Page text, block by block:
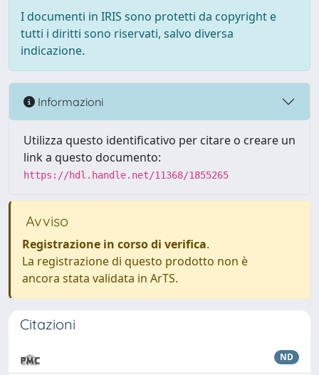
I documenti in IRIS sono protetti da copyright e
tutti i diritti sono riservati, salvo diversa
indicazione.
Informazioni
Utilizza questo identificativo per citare o creare un
link a questo documento:
https://hdl.handle.net/11368/1855265
Avviso
Registrazione in corso di verifica.
La registrazione di questo prodotto non è
ancora stata validata in ArTS.
Citazioni
ND